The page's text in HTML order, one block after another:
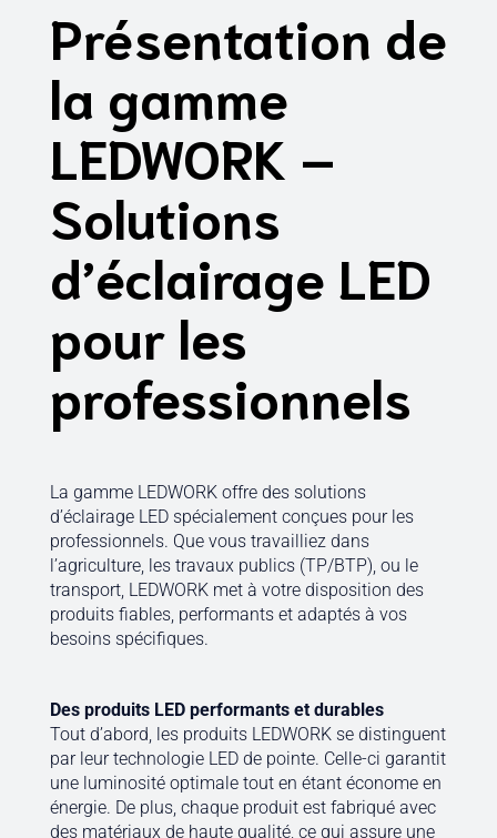
Présentation de
la gamme
LEDWORK –
Solutions
d’éclairage LED
pour les
professionnels
La gamme LEDWORK offre des solutions
d’éclairage LED spécialement conçues pour les
professionnels. Que vous travailliez dans
l’agriculture, les travaux publics (TP/BTP), ou le
transport, LEDWORK met à votre disposition des
produits fiables, performants et adaptés à vos
besoins spécifiques.
Des produits LED performants et durables
Tout d’abord, les produits LEDWORK se distinguent
par leur technologie LED de pointe. Celle-ci garantit
une luminosité optimale tout en étant économe en
énergie. De plus, chaque produit est fabriqué avec
des matériaux de haute qualité, ce qui assure une